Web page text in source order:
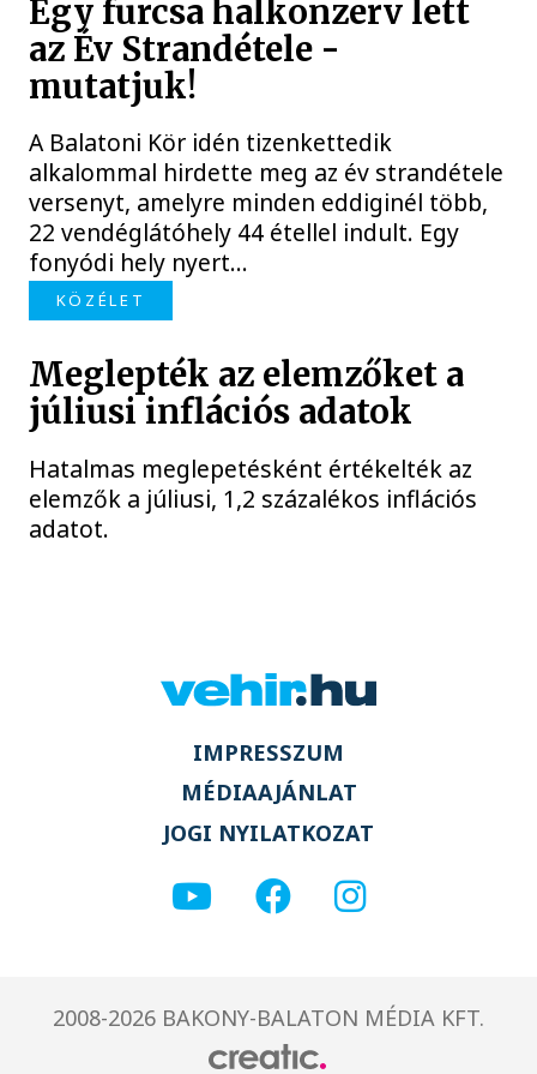
Egy furcsa halkonzerv lett
az Év Strandétele -
mutatjuk!
A Balatoni Kör idén tizenkettedik
alkalommal hirdette meg az év strandétele
versenyt, amelyre minden eddiginél több,
22 vendéglátóhely 44 étellel indult. Egy
fonyódi hely nyert...
KÖZÉLET
Meglepték az elemzőket a
júliusi inflációs adatok
Hatalmas meglepetésként értékelték az
elemzők a júliusi, 1,2 százalékos inflációs
adatot.
IMPRESSZUM
MÉDIAAJÁNLAT
JOGI NYILATKOZAT
2008-2026 BAKONY-BALATON MÉDIA KFT.